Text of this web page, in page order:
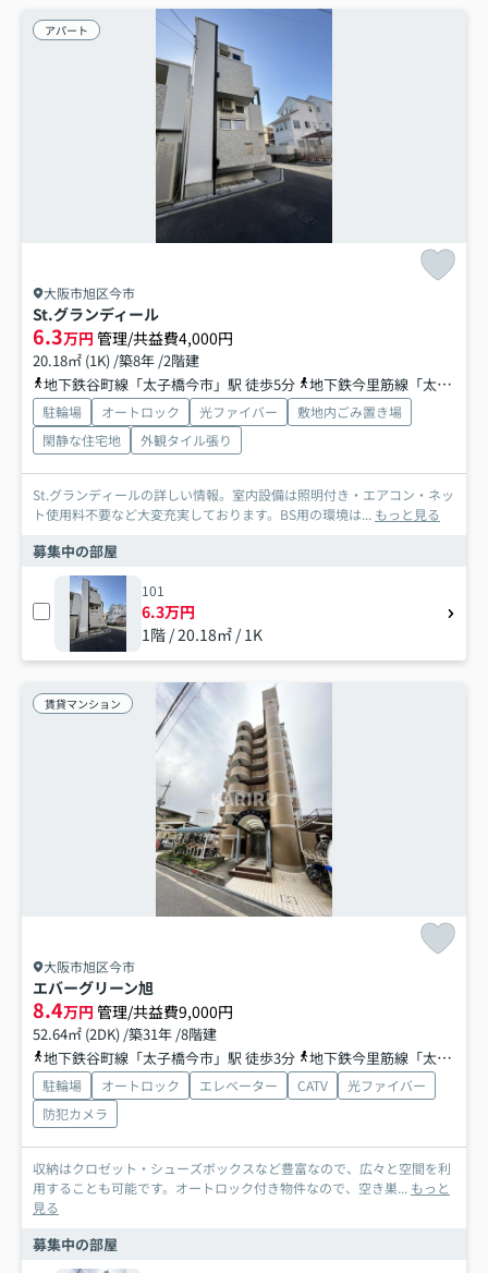
アパート
大阪市旭区今市
St.グランディール
6.3万円 管理/共益費4,000円
20.18㎡ (1K) /築8年 /2階建
地下鉄谷町線「太子橋今市」駅 徒歩5分
地下鉄今里筋線「太子橋今市」駅 徒歩5分
駐輪場 オートロック 光ファイバー
敷地内ごみ置き場
閑静な住宅地
外観タイル張り
St.グランディールの詳しい情報。室内設備は照明付き・エアコン・ネッ
ト使用料不要など大変充実しております。BS用の環境は... もっと見る
募集中の部屋
101
6.3万円
1階 / 20.18㎡ / 1K
賃貸マンション
大阪市旭区今市
エバーグリーン旭
8.4万円 管理/共益費9,000円
52.64㎡ (2DK) /築31年 /8階建
地下鉄谷町線「太子橋今市」駅 徒歩3分
地下鉄今里筋線「太子橋今市」駅 徒歩3分
駐輪場 オートロック エレベーター CATV
光ファイバー
防犯カメラ
収納はクロゼット・シューズボックスなど豊富なので、広々と空間を利
用することも可能です。オートロック付き物件なので、空き巣... もっと
見る
募集中の部屋